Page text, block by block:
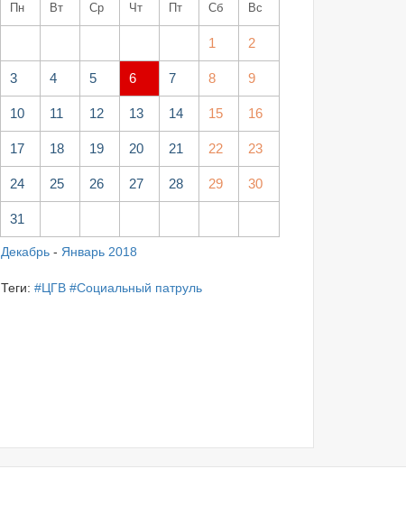
Пн Вт Ср Чт Пт Сб Вс
1 2
3 4 5 6 7 8 9
10 11 12 13 14 15 16
17 18 19 20 21 22 23
24 25 26 27 28 29 30
31
Декабрь - Январь 2018
Теги: #ЦГВ #Социальный патруль